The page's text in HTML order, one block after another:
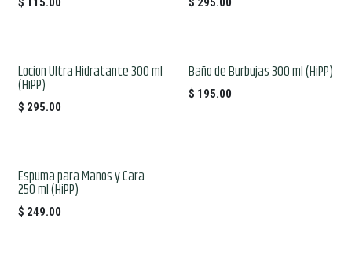
Locion Ultra Hidratante 300 ml
(HiPP)
$ 295.00
Baño de Burbujas 300 ml (HiPP)
$ 195.00
Espuma para Manos y Cara
250 ml (HiPP)
$ 249.00